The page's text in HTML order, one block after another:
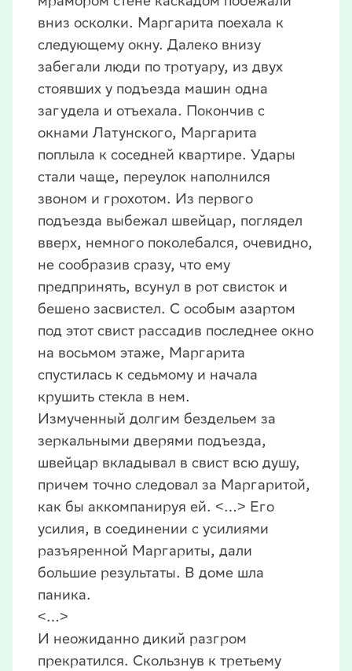
вниз осколки. Маргарита поехала к
следующему окну. Далеко внизу
забегали люди по тротуару, из двух
стоявших у подъезда машин одна
загудела и отъехала. Покончив с
окнами Латунского, Маргарита
поплыла к соседней квартире. Удары
стали чаще, переулок наполнился
звоном и грохотом. Из первого
подъезда выбежал швейцар, поглядел
вверх, немного поколебался, очевидно,
не сообразив сразу, что ему
предпринять, всунул в рот свисток и
бешено засвистел. С особым азартом
под этот свист рассадив последнее окно
на восьмом этаже, Маргарита
спустилась к седьмому и начала
крушить стекла в нем.
Измученный долгим бездельем за
зеркальными дверями подъезда,
швейцар вкладывал в свист всю душу,
причем точно следовал за Маргаритой,
как бы аккомпанируя ей. ˂…˃ Его
усилия, в соединении с усилиями
разъяренной Маргариты, дали
большие результаты. В доме шла
паника.
˂…˃
И неожиданно дикий разгром
прекратился. Скользнув к третьему